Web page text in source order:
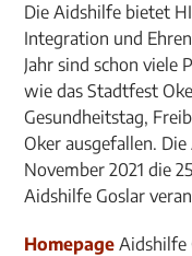
Die Aidshilfe bietet
Integration und
Jahr sind schon viele
wie das Stadtfest
Gesundheitstag,
Oker ausgefallen.
November 2021 die
Aidshilfe Goslar
Homepage Aidshilfe